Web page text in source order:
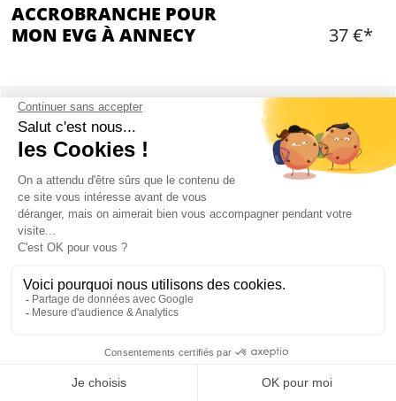
ACCROBRANCHE POUR
MON EVG À ANNECY
37 €*
OPTIONS ADDITIONNELLES
Choisir une ou des option(s)
Ajouter
CONTENU
2h30 d'activité entre 5 et 25m du sol
4 sites (dont un parcours tyrolienne) , composés
chacun de 10 à 17 ateliers.
Un apéro party possible sur place (en option à
Mon EVG à Annecy